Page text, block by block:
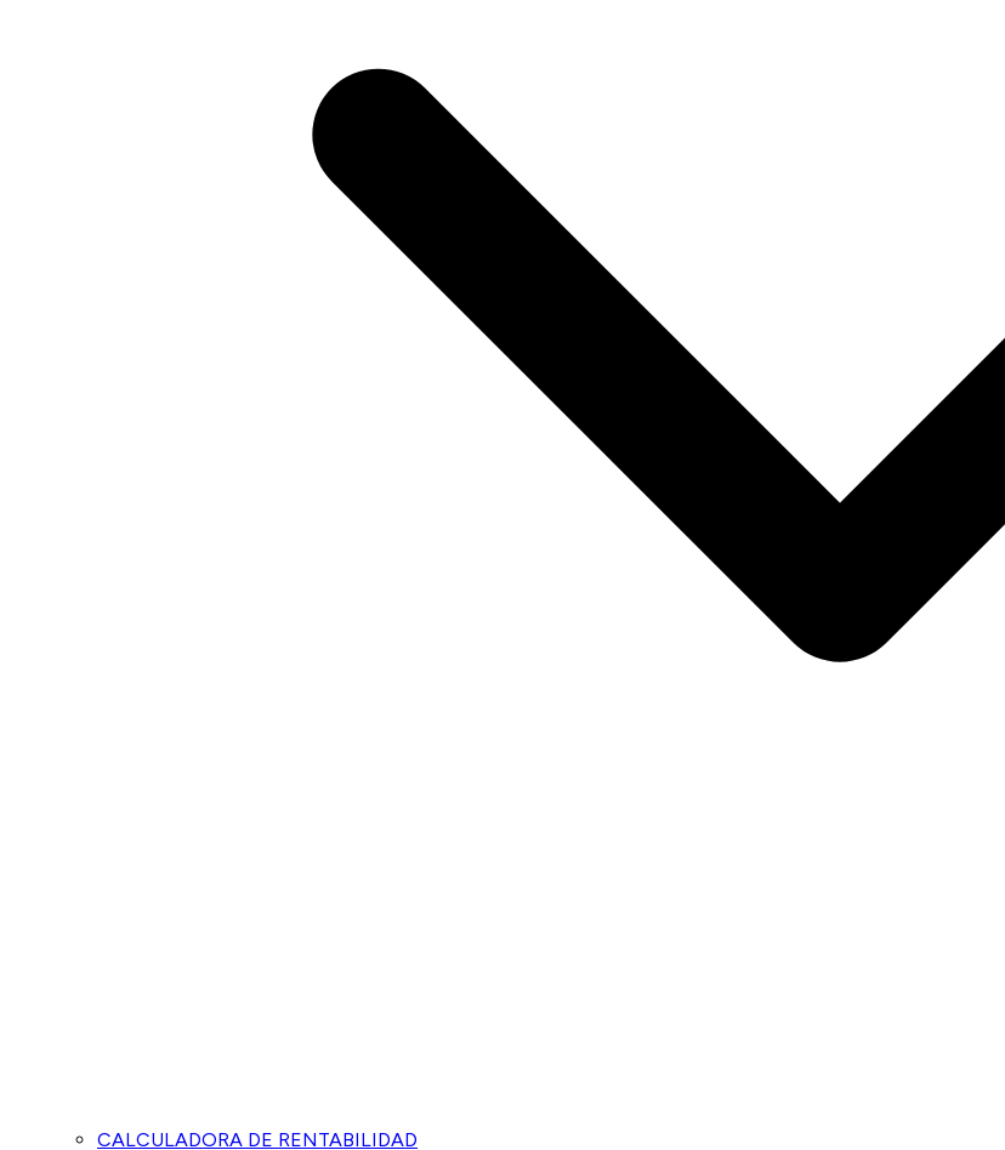
CALCULADORA DE RENTABILIDAD